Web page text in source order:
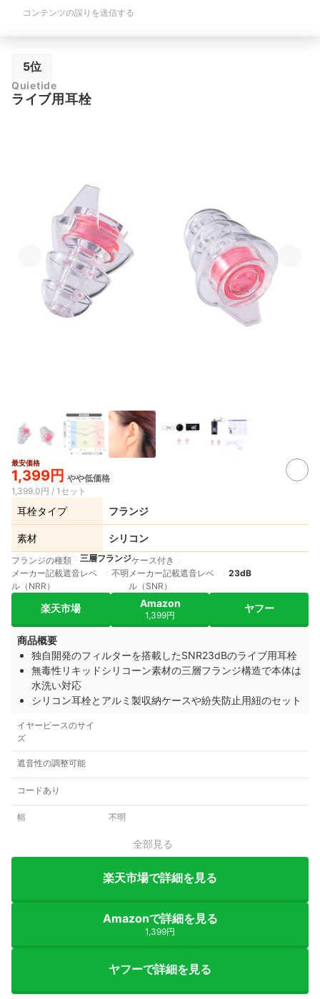
コンテンツの誤りを送信する
5位
Quietide
ライブ用耳栓
最安価格
1,399円 やや低価格
1,399.0円 / 1セット
耳栓タイプ フランジ
素材 シリコン
フランジの種類 三層フランジケース付き
メーカー記載遮音レベ
ル（NRR）
不明 メーカー記載遮音レベ
ル（SNR）
23dB
楽天市場 Amazon
1,399円
ヤフー
商品概要
独自開発のフィルターを搭載したSNR23dBのライブ用耳栓
無毒性リキッドシリコーン素材の三層フランジ構造で本体は
水洗い対応
シリコン耳栓とアルミ製収納ケースや紛失防止用紐のセット
イヤーピースのサイ
ズ
遮音性の調整可能
コードあり
幅 不明
全部見る
楽天市場で詳細を見る
Amazonで詳細を見る
1,399円
ヤフーで詳細を見る